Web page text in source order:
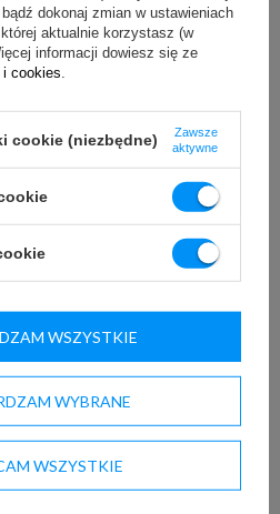
MGI12 MAGNUM ICE
zł
bądź dokonaj zmian w ustawieniach
aktualnie korzystasz (w
informacji dowiesz się ze
cookies
cookie (niezbędne)
Zawsze
aktywne
WYBRANE
WSZYSTKIE
WSZYSTKIE